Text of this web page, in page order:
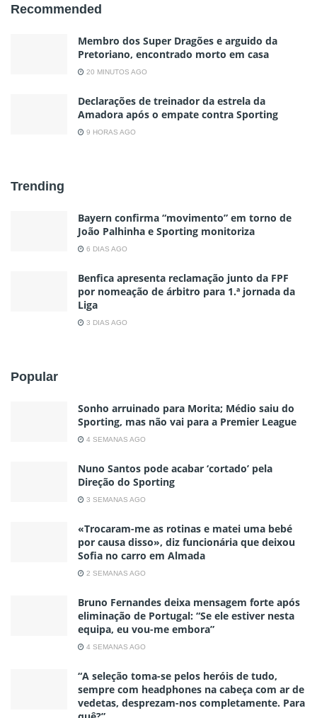
Recommended
Membro dos Super Dragões e arguido da
Pretoriano, encontrado morto em casa
20 MINUTOS AGO
Declarações de treinador da estrela da
Amadora após o empate contra Sporting
9 HORAS AGO
Trending
Bayern confirma “movimento” em torno de
João Palhinha e Sporting monitoriza
6 DIAS AGO
Benfica apresenta reclamação junto da FPF
por nomeação de árbitro para 1.ª jornada da
Liga
3 DIAS AGO
Popular
Sonho arruinado para Morita; Médio saiu do
Sporting, mas não vai para a Premier League
4 SEMANAS AGO
Nuno Santos pode acabar ‘cortado’ pela
Direção do Sporting
3 SEMANAS AGO
«Trocaram-me as rotinas e matei uma bebé
por causa disso», diz funcionária que deixou
Sofia no carro em Almada
2 SEMANAS AGO
Bruno Fernandes deixa mensagem forte após
eliminação de Portugal: “Se ele estiver nesta
equipa, eu vou-me embora”
4 SEMANAS AGO
“A seleção toma-se pelos heróis de tudo,
sempre com headphones na cabeça com ar de
vedetas, desprezam-nos completamente. Para